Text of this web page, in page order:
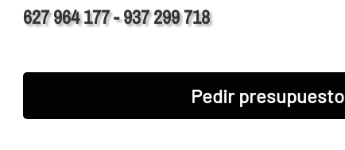
627 964 177 - 937 299 718
Pedir presupuesto